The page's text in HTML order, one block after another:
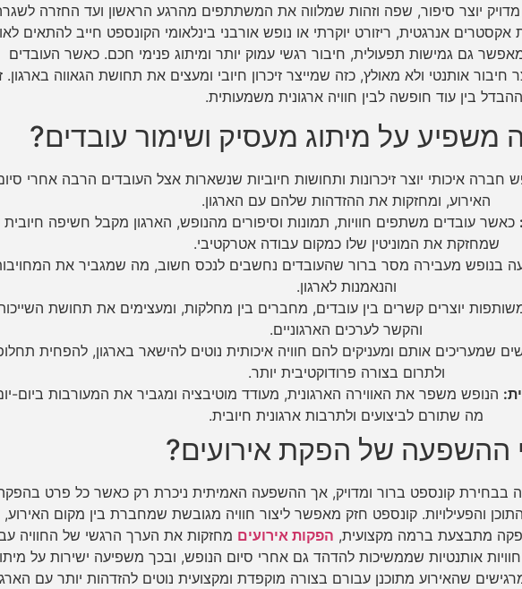
יוצר סיפור, שפה וזהות שמלווה את המשתתפים מהרגע הראשון ועד החזרה
אנרגטית, ריזורט יוקרתי או נופש אורבני בינלאומי הקונספט חייב להתאים
גם גמישות תפעולית, חיבור רגשי עמוק יותר ומיתוג פנימי חכם. כאשר העובדים
אותנטי ולא מאולץ, כזה שמייצר זיכרון חיובי ומעצים את תחושת הגאווה בארגון.
ההבדל בין עוד חופשה לבין חוויה ארגונית משמעותית.
משפיע על מיתוג מעסיק ושימור עובדים?
חברה איכותי יוצר זיכרונות ותחושות חיוביות שנשארות אצל העובדים הרבה אחרי
האירוע, ומחזקות את ההזדהות שלהם עם הארגון.
כאשר עובדים משתפים חוויות, תמונות וסיפורים מהנופש, הארגון מקבל חשיפה חיובית
שמחזקת את המוניטין שלו כמקום עבודה אטרקטיבי.
בנופש מעבירה מסר ברור שהעובדים נחשבים לנכס חשוב, מה שמגביר את
והנאמנות לארגון.
משותפות יוצרים קשרים בין עובדים, מחברים בין מחלקות, ומעצימים את תחושת
והקשר לערכים הארגוניים.
שמעריכים אותם ומעניקים להם חוויה איכותית נוטים להישאר בארגון, להפחית
ולתרום בצורה פרודוקטיבית יותר.
הנופש משפר את האווירה הארגונית, מעודד מוטיבציה ומגביר את המעורבות ביום-
מה שתורם לביצועים ולתרבות ארגונית חיובית.
ההשפעה של הפקת אירועים?
בבחירת קונספט ברור ומדויק, אך ההשפעה האמיתית ניכרת רק כאשר כל פרט
והפעילויות. קונספט חזק מאפשר ליצור חוויה מגובשת שמחברת בין מקום האירוע,
מתבצעת ברמה מקצועית, הפקות אירועים מחזקות את הערך הרגשי של החוויה
אותנטיות שממשיכות להדהד גם אחרי סיום הנופש, ובכך משפיעה ישירות על
שהאירוע מתוכנן עבורם בצורה מוקפדת ומקצועית נוטים להזדהות יותר עם